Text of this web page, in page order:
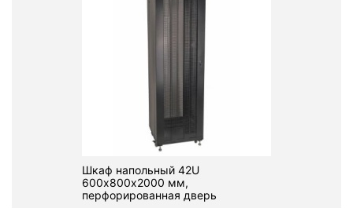
Шкаф напольный 42U
600х800х2000 мм,
перфорированная дверь